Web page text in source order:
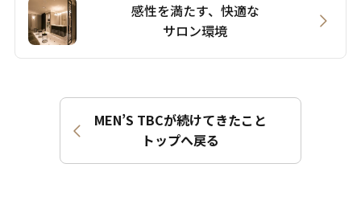
感性を満たす、快適な
サロン環境
MEN’S TBCが続けてきたこと
トップへ戻る